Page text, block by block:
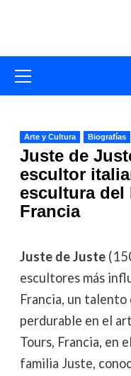
primario
Arte y Cultura Biografías
Juste de
escultor
escultura del
Francia
Juste de Juste
escultores más
Francia, un talento
perdurable en el
Tours, Francia, en
familia Juste,